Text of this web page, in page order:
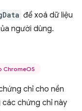
để xoá dữ liệu
người dùng.
ChromeOS
chỉ cho nền
chứng chỉ này